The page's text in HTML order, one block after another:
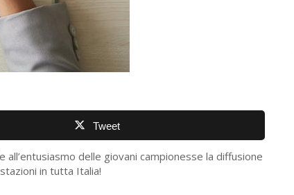
Tweet
all’entusiasmo delle giovani campionesse la diffusione
in tutta Italia!